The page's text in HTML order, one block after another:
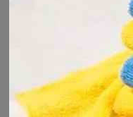
【